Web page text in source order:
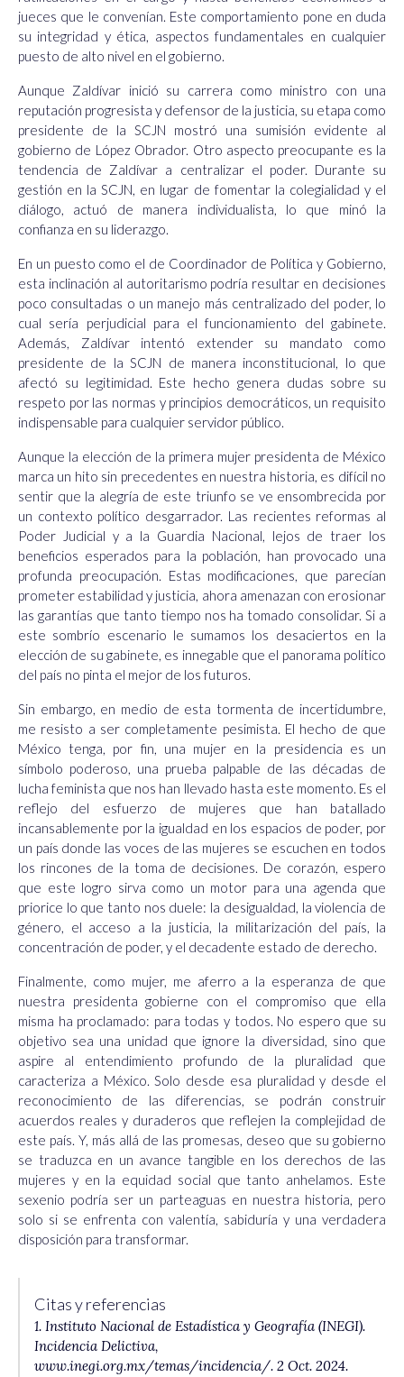
jueces que le convenían. Este comportamiento pone en duda
su integridad y ética, aspectos fundamentales en cualquier
puesto de alto nivel en el gobierno.
Aunque Zaldívar inició su carrera como ministro con una
reputación progresista y defensor de la justicia, su etapa como
presidente de la SCJN mostró una sumisión evidente al
gobierno de López Obrador. Otro aspecto preocupante es la
tendencia de Zaldívar a centralizar el poder. Durante su
gestión en la SCJN, en lugar de fomentar la colegialidad y el
diálogo, actuó de manera individualista, lo que minó la
confianza en su liderazgo.
En un puesto como el de Coordinador de Política y Gobierno,
esta inclinación al autoritarismo podría resultar en decisiones
poco consultadas o un manejo más centralizado del poder, lo
cual sería perjudicial para el funcionamiento del gabinete.
Además, Zaldívar intentó extender su mandato como
presidente de la SCJN de manera inconstitucional, lo que
afectó su legitimidad. Este hecho genera dudas sobre su
respeto por las normas y principios democráticos, un requisito
indispensable para cualquier servidor público.
Aunque la elección de la primera mujer presidenta de México
marca un hito sin precedentes en nuestra historia, es difícil no
sentir que la alegría de este triunfo se ve ensombrecida por
un contexto político desgarrador. Las recientes reformas al
Poder Judicial y a la Guardia Nacional, lejos de traer los
beneficios esperados para la población, han provocado una
profunda preocupación. Estas modificaciones, que parecían
prometer estabilidad y justicia, ahora amenazan con erosionar
las garantías que tanto tiempo nos ha tomado consolidar. Si a
este sombrío escenario le sumamos los desaciertos en la
elección de su gabinete, es innegable que el panorama político
del país no pinta el mejor de los futuros.
Sin embargo, en medio de esta tormenta de incertidumbre,
me resisto a ser completamente pesimista. El hecho de que
México tenga, por fin, una mujer en la presidencia es un
símbolo poderoso, una prueba palpable de las décadas de
lucha feminista que nos han llevado hasta este momento. Es el
reflejo del esfuerzo de mujeres que han batallado
incansablemente por la igualdad en los espacios de poder, por
un país donde las voces de las mujeres se escuchen en todos
los rincones de la toma de decisiones. De corazón, espero
que este logro sirva como un motor para una agenda que
priorice lo que tanto nos duele: la desigualdad, la violencia de
género, el acceso a la justicia, la militarización del país, la
concentración de poder, y el decadente estado de derecho.
Finalmente, como mujer, me aferro a la esperanza de que
nuestra presidenta gobierne con el compromiso que ella
misma ha proclamado: para todas y todos. No espero que su
objetivo sea una unidad que ignore la diversidad, sino que
aspire al entendimiento profundo de la pluralidad que
caracteriza a México. Solo desde esa pluralidad y desde el
reconocimiento de las diferencias, se podrán construir
acuerdos reales y duraderos que reflejen la complejidad de
este país. Y, más allá de las promesas, deseo que su gobierno
se traduzca en un avance tangible en los derechos de las
mujeres y en la equidad social que tanto anhelamos. Este
sexenio podría ser un parteaguas en nuestra historia, pero
solo si se enfrenta con valentía, sabiduría y una verdadera
disposición para transformar.
Citas y referencias
1. Instituto Nacional de Estadística y Geografía (INEGI).
Incidencia Delictiva,
www.inegi.org.mx/temas/incidencia/. 2 Oct. 2024.